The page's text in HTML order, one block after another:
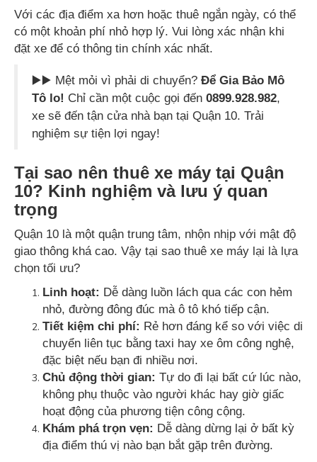
Với các địa điểm xa hơn hoặc thuê ngắn ngày, có thể
có một khoản phí nhỏ hợp lý. Vui lòng xác nhận khi
đặt xe để có thông tin chính xác nhất.
▶️▶️ Mệt mỏi vì phải di chuyển? Để Gia Bảo Mô
Tô lo! Chỉ cần một cuộc gọi đến 0899.928.982,
xe sẽ đến tận cửa nhà bạn tại Quận 10. Trải
nghiệm sự tiện lợi ngay!
Tại sao nên thuê xe máy tại Quận
10? Kinh nghiệm và lưu ý quan
trọng
Quận 10 là một quận trung tâm, nhộn nhịp với mật độ
giao thông khá cao. Vậy tại sao thuê xe máy lại là lựa
chọn tối ưu?
Linh hoạt: Dễ dàng luồn lách qua các con hẻm
nhỏ, đường đông đúc mà ô tô khó tiếp cận.
Tiết kiệm chi phí: Rẻ hơn đáng kể so với việc di
chuyển liên tục bằng taxi hay xe ôm công nghệ,
đặc biệt nếu bạn đi nhiều nơi.
Chủ động thời gian: Tự do đi lại bất cứ lúc nào,
không phụ thuộc vào người khác hay giờ giấc
hoạt động của phương tiện công cộng.
Khám phá trọn vẹn: Dễ dàng dừng lại ở bất kỳ
địa điểm thú vị nào bạn bắt gặp trên đường.